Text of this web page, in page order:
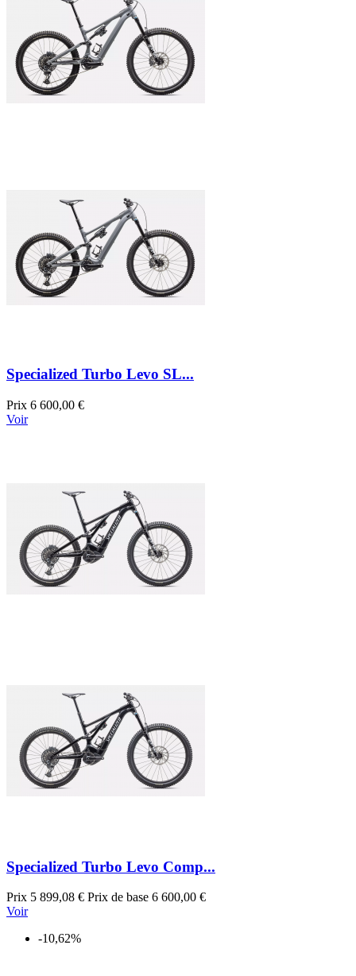
Specialized Turbo Levo SL...
Prix 6 600,00 €
Voir
Specialized Turbo Levo Comp...
Prix 5 899,08 € Prix de base 6 600,00 €
Voir
-10,62%